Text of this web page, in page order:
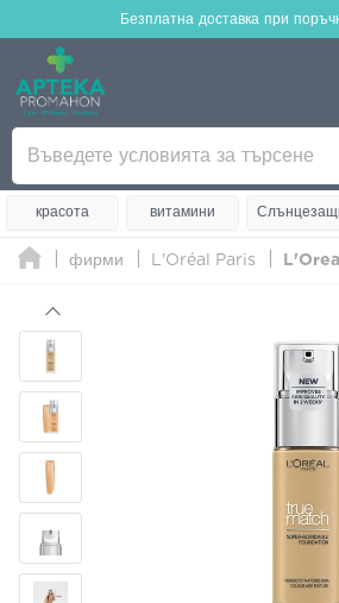
Безплатна доставка при
красота витамини
фирми L'Oréal Paris